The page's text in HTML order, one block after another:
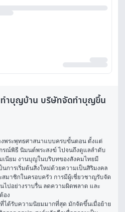
ำบุญบ้าน บริษัทจัดทำบุญขึ้น
พระพุทธศาสนาแบบครบขั้นตอน ตั้งแต่
รณ์พิธี นิมนต์พระสงฆ์ ไปจนถึงดูแลลำดับ
เนียม งานบุญในบริบทของสังคมไทยมี
การเริ่มต้นสิ่งใหม่ด้วยความเป็นสิริมงคล
สมาชิกในครอบครัว การมีผู้เชี่ยวชาญรับจัด
ปอย่างราบรื่น ลดความผิดพลาด และ
อง
ด้รับความนิยมมากที่สุด มักจัดขึ้นเมื่อย้าย